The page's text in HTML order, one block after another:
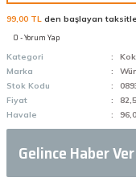
99,00 TL den başlayan
0 - Yorum Yap
Kategori
Marka
Stok Kodu
Fiyat
Havale
Gelince Haber Ver